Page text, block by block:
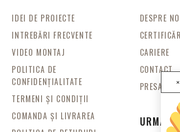
IDEI DE PROIECTE
INTREBĂRI FRECVENTE
VIDEO MONTAJ
POLITICA DE
CONFIDENȚIALITATE
TERMENI ȘI CONDIȚII
COMANDA ȘI LIVRAREA
DESPRE
CARIERE
CONTACT
PRESA
×